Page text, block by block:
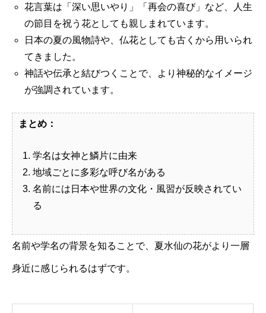
花言葉は「深い思いやり」「再会の喜び」など、人生
の節目を祝う花としても親しまれています。
日本の夏の風物詩や、仏花としても古くから用いられ
てきました。
神話や伝承と結びつくことで、より神秘的なイメージ
が強調されています。
まとめ：
学名は女神と鱗片に由来
地域ごとに多彩な呼び名がある
名前には日本や世界の文化・風習が反映されてい
る
名前や学名の背景を知ることで、夏水仙の花がより一層
身近に感じられるはずです。